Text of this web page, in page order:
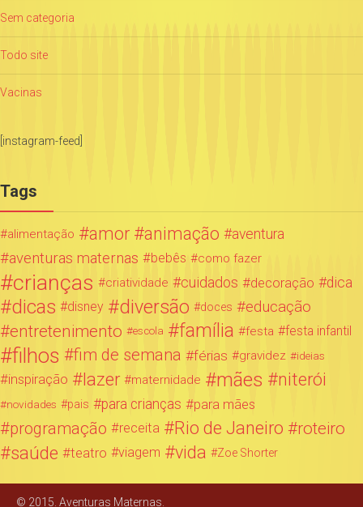
Sem categoria
Todo site
Vacinas
[instagram-feed]
Tags
alimentação amor animação aventura
aventuras maternas bebês como fazer
crianças criatividade cuidados decoração dica
dicas disney diversão doces educação
entretenimento escola família festa festa infantil
filhos fim de semana férias gravidez ideias
inspiração lazer maternidade mães niterói
novidades pais para crianças para mães
programação receita Rio de Janeiro roteiro
saúde teatro viagem vida Zoe Shorter
© 2015. Aventuras Maternas.